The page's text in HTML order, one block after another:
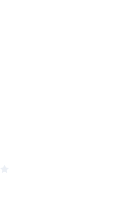
及團隊合作精神，希望在上
並與科技產業共同成長，中
、服務科技產業，打造智慧